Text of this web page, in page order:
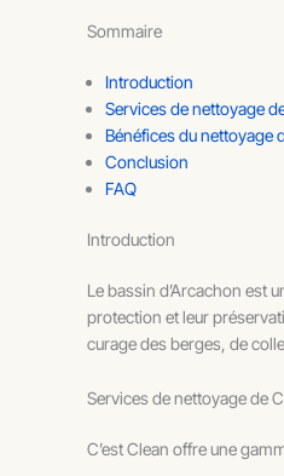
Sommaire
Introduction
Services de nettoyage
Bénéfices du nettoyage
Conclusion
FAQ
Introduction
Le bassin d’Arcachon est
protection et leur
curage des berges, de
Services de nettoyage de
C’est Clean offre une